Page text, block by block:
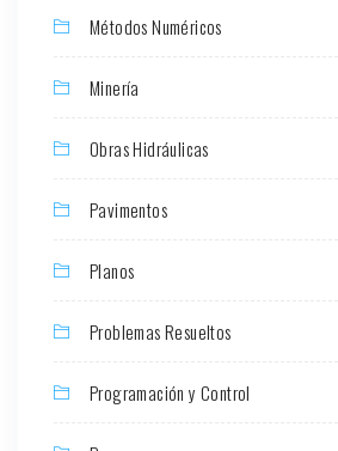
Métodos Numéricos
Minería
Obras Hidráulicas
Pavimentos
Planos
Problemas Resueltos
Programación y Control